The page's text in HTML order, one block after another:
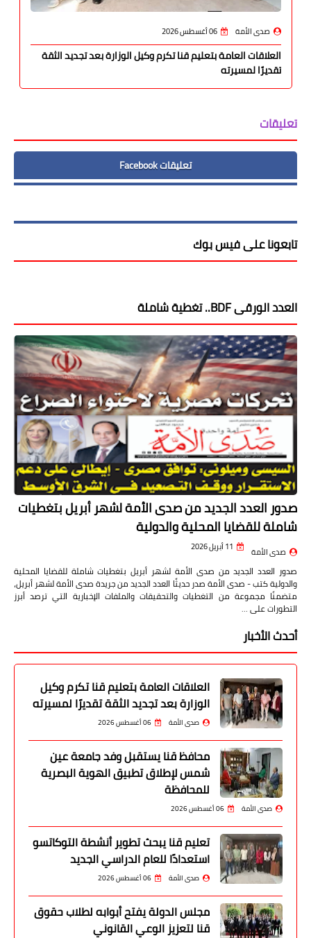
صدى الأمة 06 أغسطس 2026
العلاقات العامة بتعليم قنا تكرم وكيل الوزارة بعد تجديد الثقة
تقديرًا لمسيرته
تعليقات
تعليقات Facebook
تابعونا على فيس بوك
العدد الورقى BDF.. تغطية شاملة
صدور العدد الجديد من صدى الأمة لشهر أبريل بتغطيات
شاملة للقضايا المحلية والدولية
صدى الأمة 11 أبريل 2026
صدور العدد الجديد من صدى الأمة لشهر أبريل بتغطيات شاملة للقضايا المحلية
والدولية كتب - صدى الأمة صدر حديثًا العدد الجديد من جريدة صدى الأمة لشهر أبريل،
متضمنًا مجموعة من التغطيات والتحقيقات والملفات الإخبارية التي ترصد أبرز
التطورات على …
أحدث الأخبار
العلاقات العامة بتعليم قنا تكرم وكيل
الوزارة بعد تجديد الثقة تقديرًا لمسيرته
صدى الأمة 06 أغسطس 2026
محافظ قنا يستقبل وفد جامعة عين
شمس لإطلاق تطبيق الهوية البصرية
للمحافظة
صدى الأمة 06 أغسطس 2026
تعليم قنا يبحث تطوير أنشطة التوكاتسو
استعدادًا للعام الدراسي الجديد
صدى الأمة 06 أغسطس 2026
مجلس الدولة يفتح أبوابه لطلاب حقوق
قنا لتعزيز الوعي القانوني